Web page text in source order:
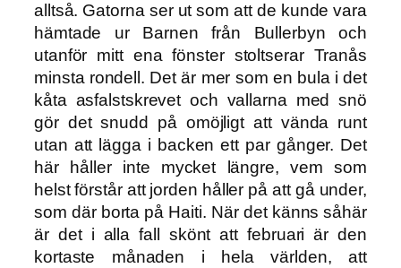
alltså. Gatorna ser ut som att de kunde vara
hämtade ur Barnen från Bullerbyn och
utanför mitt ena fönster stoltserar Tranås
minsta rondell. Det är mer som en bula i det
kåta asfalstskrevet och vallarna med snö
gör det snudd på omöjligt att vända runt
utan att lägga i backen ett par gånger. Det
här håller inte mycket längre, vem som
helst förstår att jorden håller på att gå under,
som där borta på Haiti. När det känns såhär
är det i alla fall skönt att februari är den
kortaste månaden i hela världen, att